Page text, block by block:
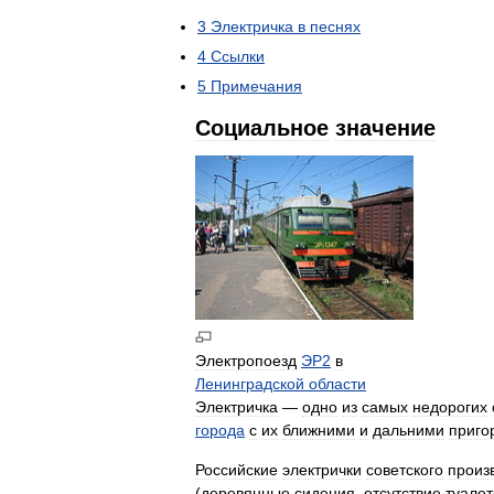
3 Электричка в песнях
4 Ссылки
5 Примечания
Социальное значение
Электропоезд ЭР2 в
Ленинградской области
Электричка — одно из самых недорогих
города с их ближними и дальними
Российские электрички советского